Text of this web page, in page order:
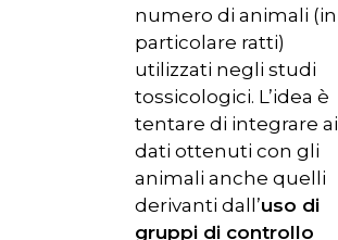
numero di animali (in
particolare ratti)
utilizzati negli studi
tossicologici. L’idea è
tentare di integrare ai
dati ottenuti con gli
animali anche quelli
derivanti dall’uso di
gruppi di controllo